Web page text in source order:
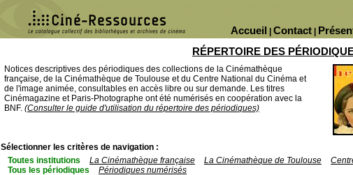
Contact
Accueil
RÉPERTOIRE DES
Notices descriptives des périodiques des collections de la Cinémathèque
française, de la Cinémathèque de Toulouse et du Centre National du Cinéma et
de l'image animée, consultables en accès libre ou sur demande. Les titres
Cinémagazine et Paris-Photographe ont été numérisés en coopération avec la
BNF. (Consulter le guide d'utilisation du répertoire des périodiques)
Sélectionner les critères de navigation :
Toutes institutions
La Cinémathèque française La Cinémathèque de Toulouse
Tous les périodiques
Périodiques numérisés